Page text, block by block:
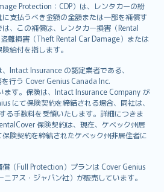
Protection：CDP）は、レンタカーの紛
支払うべき金額の全額または一部を補償す
、この補償は、レンタカー損害（Rental
難損害（Theft Rental Car Damage）または
給付を指します。
Intact Insurance の認定業者である、
行う Cover Genius Canada Inc.
ます。保険は、Intact Insurance Company が
にて保険契約を締結される場合、同社は、
る手数料を受領いたします。詳細につきま
保険契約は、現在、ケベック州居
険契約を締結されたケベック州非居住者に
償（Full Protection）プランは Cover Genius
ニアス・ジャパン社）が販売しています。